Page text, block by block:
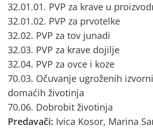
32.01.01. PVP za krave u
32.01.02. PVP za prvotelke
32.02. PVP za tov junadi
32.03. PVP za krave dojilje
32.04. PVP za ovce i koze
70.03. Očuvanje ugroženih
domaćih životinja
70.06. Dobrobit životinja
Predavači: Ivica Kosor, Marina